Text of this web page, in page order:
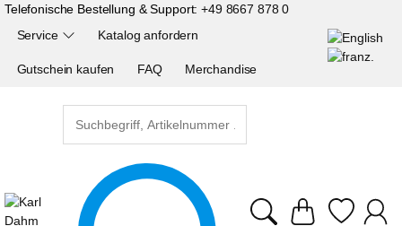
Telefonische Bestellung & Support:+49 8667 878 0
Service Katalog anfordern
Gutschein kaufen FAQ Merchandise